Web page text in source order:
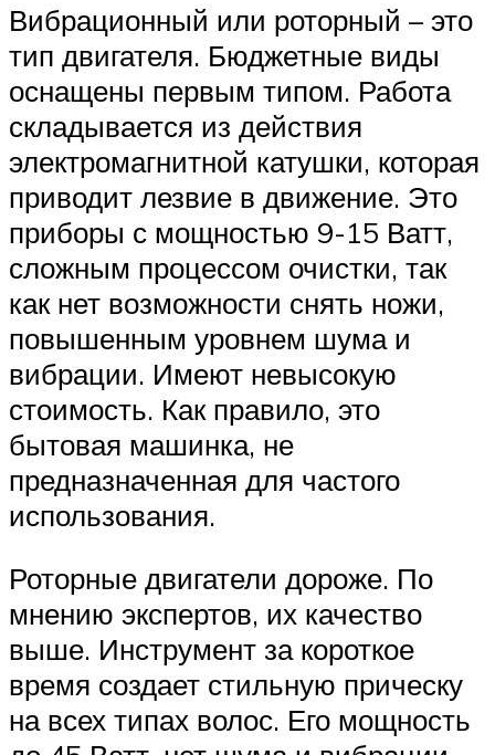
Вибрационный или роторный – это
тип двигателя. Бюджетные виды
оснащены первым типом. Работа
складывается из действия
электромагнитной катушки, которая
приводит лезвие в движение. Это
приборы с мощностью 9-15 Ватт,
сложным процессом очистки, так
как нет возможности снять ножи,
повышенным уровнем шума и
вибрации. Имеют невысокую
стоимость. Как правило, это
бытовая машинка, не
предназначенная для частого
использования.
Роторные двигатели дороже. По
мнению экспертов, их качество
выше. Инструмент за короткое
время создает стильную прическу
на всех типах волос. Его мощность